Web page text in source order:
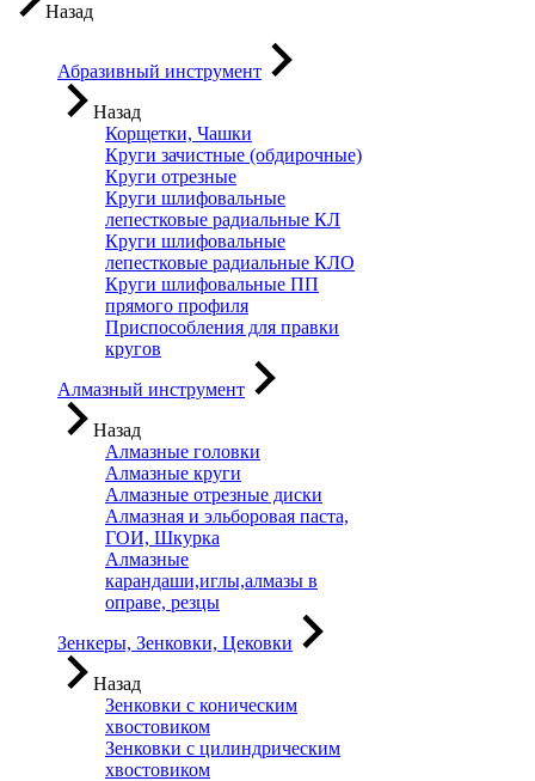
Назад
Абразивный инструмент
Назад
Корщетки, Чашки
Круги зачистные (обдирочные)
Круги отрезные
Круги шлифовальные
лепестковые радиальные КЛ
Круги шлифовальные
лепестковые радиальные КЛО
Круги шлифовальные ПП
прямого профиля
Приспособления для правки
кругов
Алмазный инструмент
Назад
Алмазные головки
Алмазные круги
Алмазные отрезные диски
Алмазная и эльборовая паста,
ГОИ, Шкурка
Алмазные
карандаши,иглы,алмазы в
оправе, резцы
Зенкеры, Зенковки, Цековки
Назад
Зенковки с коническим
хвостовиком
Зенковки с цилиндрическим
хвостовиком